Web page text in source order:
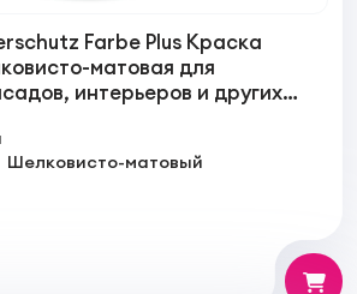
Farbe Plus Краска
матовая для
интерьеров и других
Шелковисто-матовый